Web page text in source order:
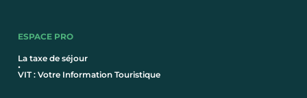
ESPACE PRO
La taxe de séjour
•
VIT : Votre Information Touristique